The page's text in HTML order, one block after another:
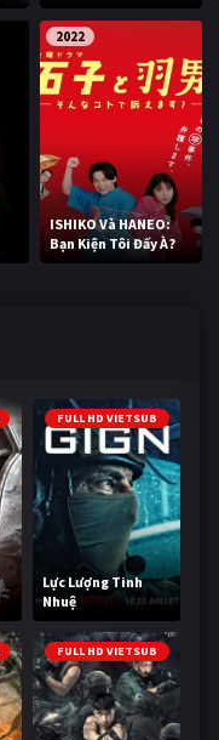
2022
ISHIKO Và HANEO:
Bạn Kiện Tôi Đấy À?
FULL HD VIETSUB
Lực Lượng Tinh
Nhuệ
FULL HD VIETSUB